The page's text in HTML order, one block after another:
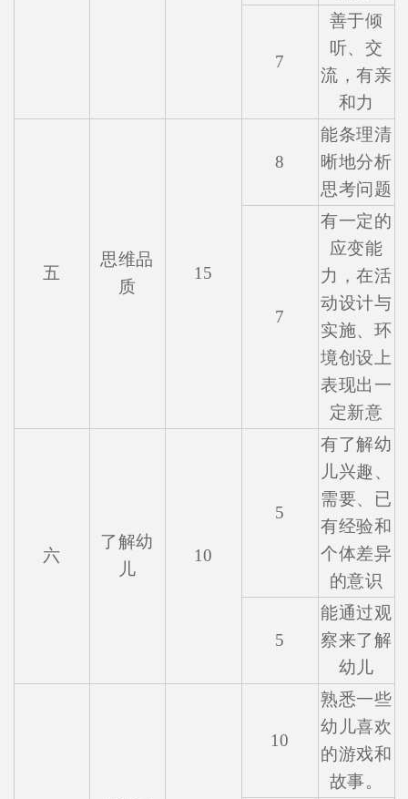
7
善于倾
听、交
流，有亲
和力
五
思维品
质
15
8
能条理清
晰地分析
思考问题
7
有一定的
应变能
力，在活
动设计与
实施、环
境创设上
表现出一
定新意
六
了解幼
儿
10
5
有了解幼
儿兴趣、
需要、已
有经验和
个体差异
的意识
5
能通过观
察来了解
幼儿
10
熟悉一些
幼儿喜欢
的游戏和
故事。